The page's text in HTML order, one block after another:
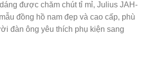
được chăm chút tỉ mỉ, Julius JAH-
đồng hồ nam đẹp và cao cấp, phù
đàn ông yêu thích phụ kiện sang